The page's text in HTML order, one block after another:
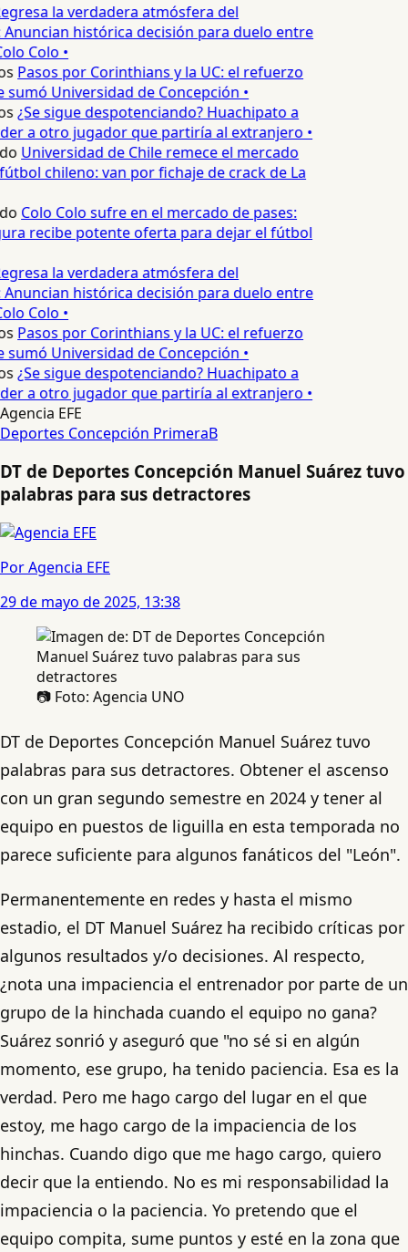
la verdadera atmósfera del
histórica decisión para duelo entre
Colo •
Pasos por Corinthians y la UC: el refuerzo
Universidad de Concepción •
¿Se sigue despotenciando? Huachipato a
a otro jugador que partiría al extranjero •
Universidad de Chile remece el mercado
chileno: van por fichaje de crack de La
Colo Colo sufre en el mercado de pases:
recibe potente oferta para dejar el fútbol
la verdadera atmósfera del
histórica decisión para duelo entre
Colo •
Pasos por Corinthians y la UC: el refuerzo
Universidad de Concepción •
¿Se sigue despotenciando? Huachipato a
a otro jugador que partiría al extranjero •
Agencia EFE
Deportes Concepción PrimeraB
DT de Deportes Concepción Manuel Suárez tuvo
palabras para sus detractores
Por Agencia EFE
29 de mayo de 2025, 13:38
📷 Foto: Agencia UNO
DT de Deportes Concepción Manuel Suárez tuvo
palabras para sus detractores. Obtener el ascenso
con un gran segundo semestre en 2024 y tener al
equipo en puestos de liguilla en esta temporada no
parece suficiente para algunos fanáticos del "León".
Permanentemente en redes y hasta el mismo
estadio, el DT Manuel Suárez ha recibido críticas por
algunos resultados y/o decisiones. Al respecto,
¿nota una impaciencia el entrenador por parte de un
grupo de la hinchada cuando el equipo no gana?
Suárez sonrió y aseguró que "no sé si en algún
momento, ese grupo, ha tenido paciencia. Esa es la
verdad. Pero me hago cargo del lugar en el que
estoy, me hago cargo de la impaciencia de los
hinchas. Cuando digo que me hago cargo, quiero
decir que la entiendo. No es mi responsabilidad la
impaciencia o la paciencia. Yo pretendo que el
equipo compita, sume puntos y esté en la zona que